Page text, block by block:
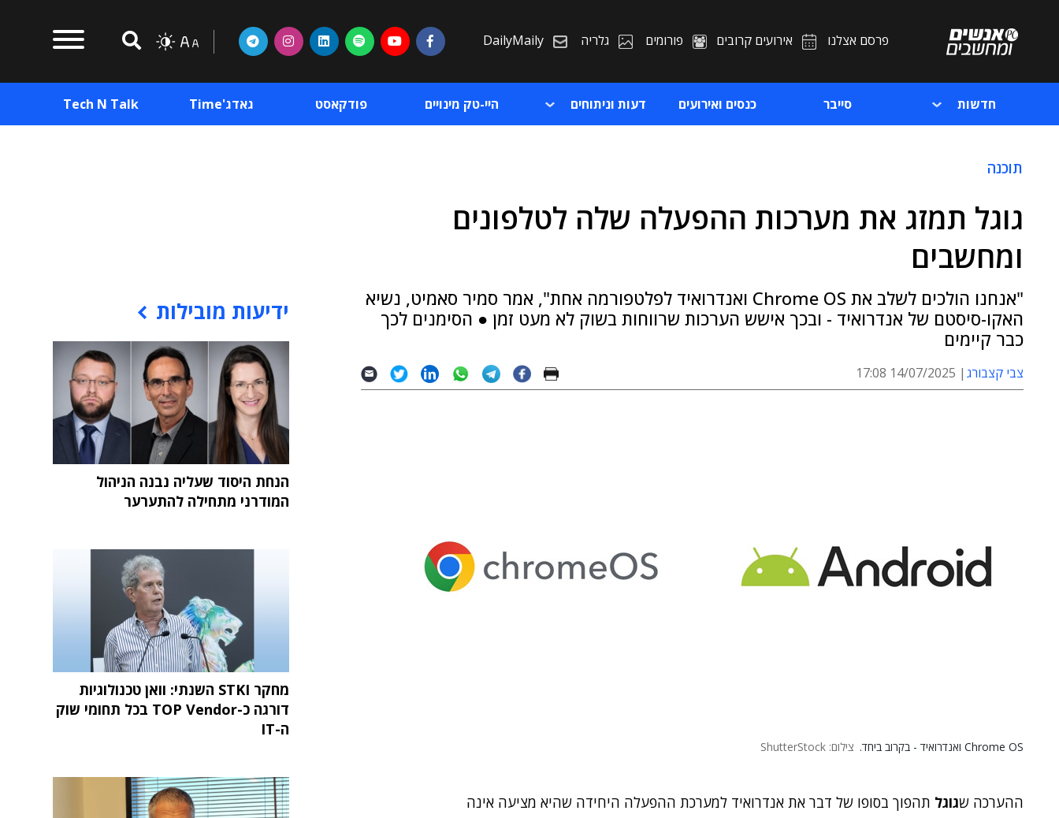
פרסם אצלנו אירועים קרובים פורומים גלריה DailyMaily
חדשות סייבר כנסים ואירועים דעות וניתוחים היי-טק מינויים פודקאסט גאדג'Time Tech N Talk
תוכנה
גוגל תמזג את מערכות ההפעלה שלה לטלפונים
ומחשבים
"אנחנו הולכים לשלב את Chrome OS ואנדרואיד לפלטפורמה אחת", אמר סמיר סאמיט, נשיא
האקו-סיסטם של אנדרואיד - ובכך אישש הערכות שרווחות בשוק לא מעט זמן ● הסימנים לכך
כבר קיימים
צבי קצבורג 14/07/2025 17:08
Chrome OS ואנדרואיד - בקרוב ביחד. צילום: ShutterStock
ההערכה שגוגל תהפוך בסופו של דבר את אנדרואיד למערכת ההפעלה היחידה שהיא מציעה אינה
ידיעות מובילות
הנחת היסוד שעליה נבנה הניהול
המודרני מתחילה להתערער
מחקר STKI השנתי: וואן טכנולוגיות
דורגה כ-TOP Vendor בכל תחומי שוק
ה-IT